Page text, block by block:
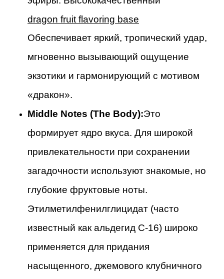
dragon fruit flavoring base
Обеспечивает яркий, тропический удар,
мгновенно вызывающий ощущение
экзотики и гармонирующий с мотивом
«дракон».
Middle Notes (The Body):Это
формирует ядро вкуса. Для широкой
привлекательности при сохранении
загадочности используют знакомые, но
глубокие фруктовые ноты.
Этилметилфенилглицидат (часто
известный как альдегид C-16) широко
применяется для придания
насыщенного, джемового клубничного